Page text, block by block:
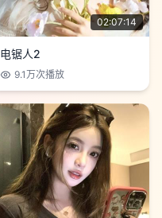
02:07:14
电锯人2
9.1万次播放